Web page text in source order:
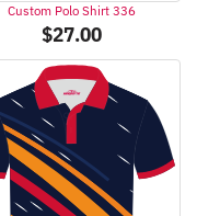
Custom Polo Shirt 336
$27.00